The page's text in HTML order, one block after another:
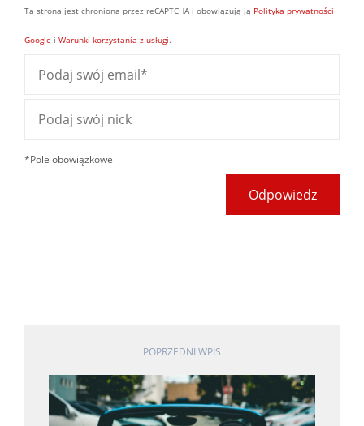
Ta strona jest chroniona przez reCAPTCHA i obowiązują ją Polityka prywatności
Google i Warunki korzystania z usługi.
*Pole obowiązkowe
Odpowiedz
POPRZEDNI WPIS